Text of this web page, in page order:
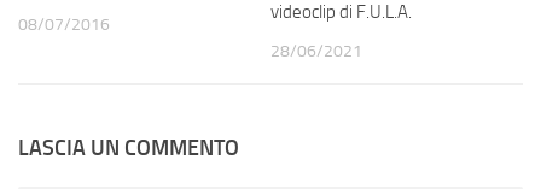
08/07/2016
videoclip di F.U.L.A.
28/06/2021
LASCIA UN COMMENTO